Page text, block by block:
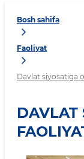
Bosh sahifa
Faoliyat
Davlat siyosatiga
DAVLAT